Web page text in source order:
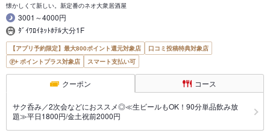
懐かしくて新しい。新定番のネオ大衆居酒屋
3001～4000円
ﾀﾞｲﾜﾛｲﾈｯﾄﾎﾃﾙ大分1F
【アプリ予約限定】最大800ポイント還元対象店
口コミ投稿特典対象店
ポイントプラス対象店
スマート支払い可
クーポン コース
サク呑み／2次会などにおススメ◎≪生ビールもOK！90分単品飲み放
題≫平日1800円/金土祝前2000円